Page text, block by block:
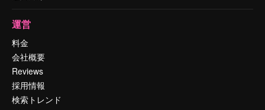
運営
料金
会社概要
Reviews
採用情報
検索トレンド